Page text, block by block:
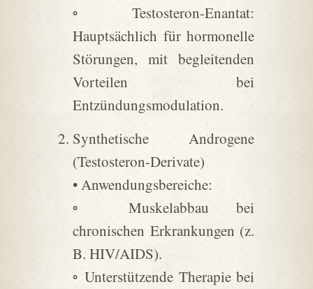
◦ Testosteron-Enantat:
Hauptsächlich für hormonelle
Störungen, mit begleitenden
Vorteilen bei
Entzündungsmodulation.
Synthetische Androgene
(Testosteron-Derivate)
• Anwendungsbereiche:
◦ Muskelabbau bei
chronischen Erkrankungen (z.
B. HIV/AIDS).
◦ Unterstützende Therapie bei